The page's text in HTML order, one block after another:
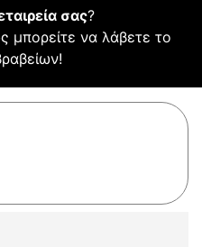
σας?
μπορείτε να λάβετε το